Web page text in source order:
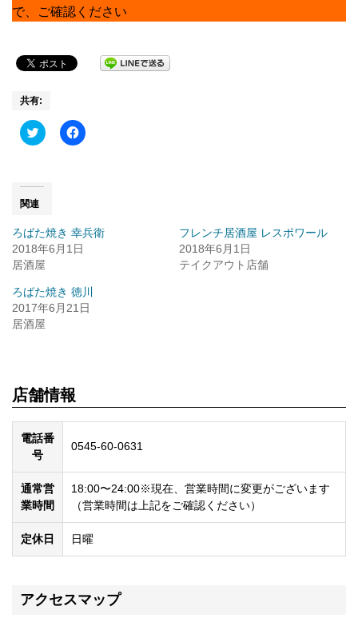
で、ご確認ください
共有:
Click
to
ィ
ン
ド
ウ
で
き
ま
す)
Facebook
で
ッ
ク
し
だ
さ
い
(新
開
き
す)
関連
ろばた焼き 幸兵衛
2018年6月1日
居酒屋
フレンチ居酒屋 レスポワール
2018年6月1日
テイクアウト店舗
ろばた焼き 徳川
2017年6月21日
居酒屋
店舗情報
電話番
号
0545-60-0631
通常営
業時間
18:00〜24:00※現在、営業時間に変更がございます
（営業時間は上記をご確認ください）
定休日 日曜
アクセスマップ